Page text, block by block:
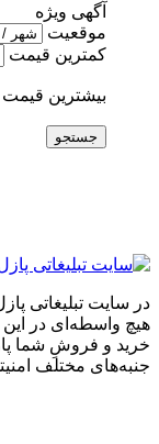
آگهی ویژه
موقعیت
کمترین قیمت
بیشترین قیمت
جستجو
در سایت تبلیغاتی
هیچ واسطه‌ای در این
خرید و فروشِ شما
جنبه‌های مختلف